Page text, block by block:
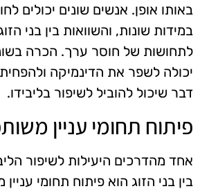
באותו אופן. אנשים שונים יכולים
במידות שונות, והשוואות בין בני
לתחושות של חוסר ערך. הכרה
יכולה לשפר את הדינמיקה
דבר שיכול להוביל לשיפור בליבידו.
פיתוח תחומי עניין
אחד מהדרכים היעילות לשיפור
בין בני הזוג הוא פיתוח תחומי עניין